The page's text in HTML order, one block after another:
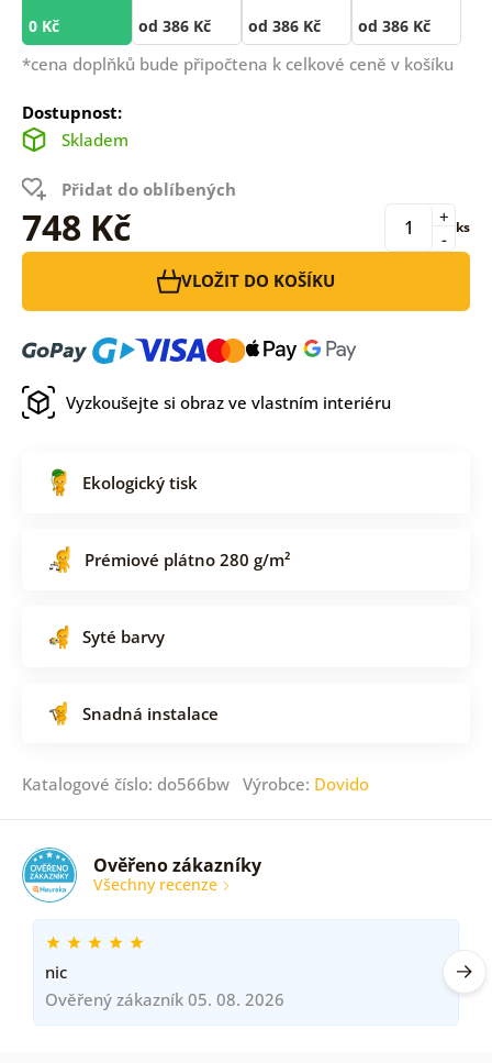
0 Kč od 386 Kč od 386 Kč od 386 Kč
*cena doplňků bude připočtena k celkové ceně v košíku
Dostupnost:
Skladem
Přidat do oblíbených
748 Kč -
+ ks
VLOŽIT DO KOŠÍKU
Vyzkoušejte si obraz ve vlastním interiéru
Ekologický tisk
Prémiové plátno 280 g/m²
Syté barvy
Snadná instalace
Katalogové číslo: do566bw Výrobce: Dovido
Ověřeno zákazníky
Všechny recenze
nic
Ověřený zákazník 05. 08. 2026